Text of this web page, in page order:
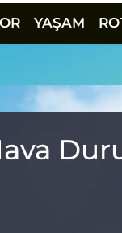
YAŞAM